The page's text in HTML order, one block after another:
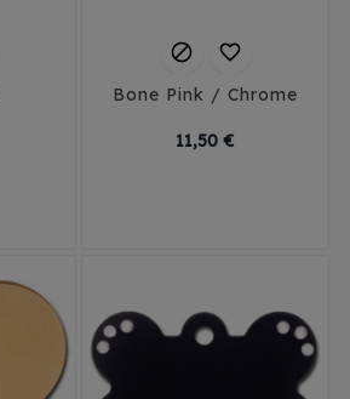
 
Bone Pink / Chrome
11,50 €